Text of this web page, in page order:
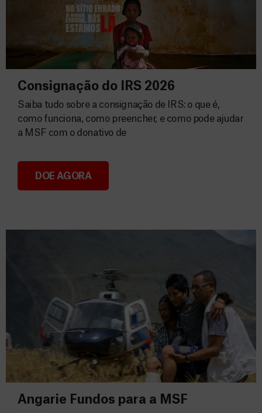
Consignação do IRS 2026
Consignação do IRS 2026
Saiba tudo sobre a consignação de IRS: o que é,
como funciona, como preencher, e como pode ajudar
a MSF com o donativo de
DOE AGORA
Angarie Fundos para a MSF